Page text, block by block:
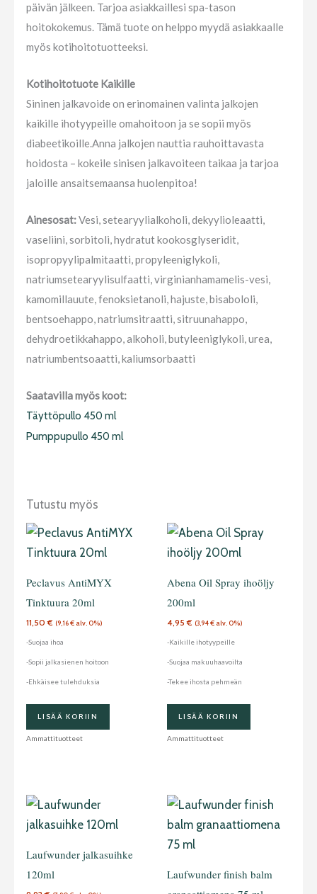
päivän jälkeen. Tarjoa asiakkaillesi spa-tason
hoitokokemus. Tämä tuote on helppo myydä asiakkaalle
myös kotihoitotuotteeksi.
Kotihoitotuote Kaikille
Sininen jalkavoide on erinomainen valinta jalkojen
kaikille ihotyypeille omahoitoon ja se sopii myös
diabeetikoille.Anna jalkojen nauttia rauhoittavasta
hoidosta – kokeile sinisen jalkavoiteen taikaa ja tarjoa
jaloille ansaitsemaansa huolenpitoa!
Ainesosat:Vesi, setearyylialkoholi, dekyylioleaatti,
vaseliini, sorbitoli, hydratut kookosglyseridit,
isopropyylipalmitaatti, propyleeniglykoli,
natriumsetearyylisulfaatti, virginianhamamelis-vesi,
kamomillauute, fenoksietanoli, hajuste, bisabololi,
bentsoehappo, natriumsitraatti, sitruunahappo,
dehydroetikkahappo, alkoholi, butyleeniglykoli, urea,
natriumbentsoaatti, kaliumsorbaatti
Saatavilla myös koot:
Täyttöpullo 450 ml
Pumppupullo 450 ml
Tutustu myös
Peclavus AntiMYX
Tinktuura 20ml
11,50€ (9,16€ alv. 0%)
-Suojaa ihoa
-Sopii jalkasienen hoitoon
-Ehkäisee tulehduksia
LISÄÄ KORIIN
Ammattituotteet
Abena Oil Spray ihoöljy
200ml
4,95€ (3,94€ alv. 0%)
-Kaikille ihotyypeille
-Suojaa makuuhaavoilta
-Tekee ihosta pehmeän
LISÄÄ KORIIN
Ammattituotteet
Laufwunder jalkasuihke
120ml
Laufwunder finish balm